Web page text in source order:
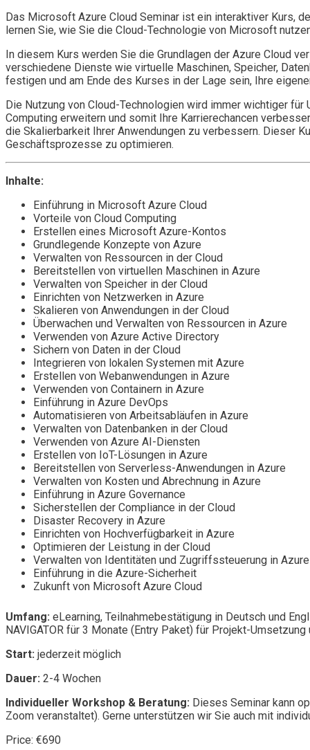
Das Microsoft Azure Cloud Seminar ist ein interaktiver Kurs,
lernen Sie, wie Sie die Cloud-Technologie von Microsoft
In diesem Kurs werden Sie die Grundlagen der Azure Cloud
verschiedene Dienste wie virtuelle Maschinen, Speicher,
festigen und am Ende des Kurses in der Lage sein, Ihre
Die Nutzung von Cloud-Technologien wird immer wichtiger
Computing erweitern und somit Ihre Karrierechancen
die Skalierbarkeit Ihrer Anwendungen zu verbessern. Dieser
Geschäftsprozesse zu optimieren.
Inhalte:
Einführung in Microsoft Azure Cloud
Vorteile von Cloud Computing
Erstellen eines Microsoft Azure-Kontos
Grundlegende Konzepte von Azure
Verwalten von Ressourcen in der Cloud
Bereitstellen von virtuellen Maschinen in Azure
Verwalten von Speicher in der Cloud
Einrichten von Netzwerken in Azure
Skalieren von Anwendungen in der Cloud
Überwachen und Verwalten von Ressourcen in Azure
Verwenden von Azure Active Directory
Sichern von Daten in der Cloud
Integrieren von lokalen Systemen mit Azure
Erstellen von Webanwendungen in Azure
Verwenden von Containern in Azure
Einführung in Azure DevOps
Automatisieren von Arbeitsabläufen in Azure
Verwalten von Datenbanken in der Cloud
Verwenden von Azure AI-Diensten
Erstellen von IoT-Lösungen in Azure
Bereitstellen von Serverless-Anwendungen in Azure
Verwalten von Kosten und Abrechnung in Azure
Einführung in Azure Governance
Sicherstellen der Compliance in der Cloud
Disaster Recovery in Azure
Einrichten von Hochverfügbarkeit in Azure
Optimieren der Leistung in der Cloud
Verwalten von Identitäten und Zugriffssteuerung in Azure
Einführung in die Azure-Sicherheit
Zukunft von Microsoft Azure Cloud
Umfang: eLearning, Teilnahmebestätigung in Deutsch und
NAVIGATOR für 3 Monate (Entry Paket) für Projekt-
Start: jederzeit möglich
Dauer: 2-4 Wochen
Individueller Workshop & Beratung: Dieses Seminar kann
Zoom veranstaltet). Gerne unterstützen wir Sie auch mit
Price: €690